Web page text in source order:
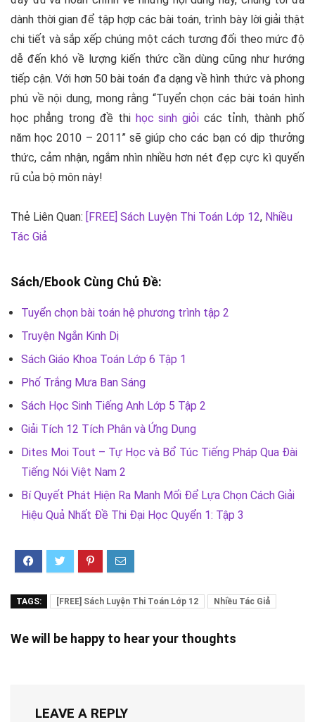
dành thời gian để tập hợp các bài toán, trình bày lời giải thật
chi tiết và sắp xếp chúng một cách tương đối theo mức độ
dễ đến khó về lượng kiến thức cần dùng cũng như hướng
tiếp cận. Với hơn 50 bài toán đa dạng về hình thức và phong
phú về nội dung, mong rằng “Tuyển chọn các bài toán hình
học phẳng trong đề thi học sinh giỏi các tỉnh, thành phố
năm học 2010 – 2011” sẽ giúp cho các bạn có dịp thưởng
thức, cảm nhận, ngắm nhìn nhiều hơn nét đẹp cực kì quyến
rũ của bộ môn này!
Thẻ Liên Quan: [FREE] Sách Luyện Thi Toán Lớp 12, Nhiều
Tác Giả
Sách/Ebook Cùng Chủ Đề:
Tuyển chọn bài toán hệ phương trình tập 2
Truyện Ngắn Kinh Dị
Sách Giáo Khoa Toán Lớp 6 Tập 1
Phố Trắng Mưa Ban Sáng
Sách Học Sinh Tiếng Anh Lớp 5 Tập 2
Giải Tích 12 Tích Phân và Ứng Dụng
Dites Moi Tout – Tự Học và Bổ Túc Tiếng Pháp Qua Đài
Tiếng Nói Việt Nam 2
Bí Quyết Phát Hiện Ra Manh Mối Để Lựa Chọn Cách Giải
Hiệu Quả Nhất Đề Thi Đại Học Quyển 1: Tập 3
TAGS: [FREE] Sách Luyện Thi Toán Lớp 12 Nhiều Tác Giả
We will be happy to hear your thoughts
LEAVE A REPLY